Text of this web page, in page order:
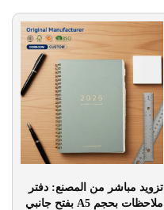
تزويد مباشر من المصنع: دفتر
ملاحظات بحجم A5 بفتح جانبي